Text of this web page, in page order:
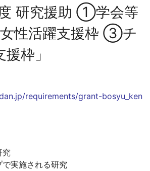
研究援助 ①学会等
性活躍支援枠 ③チ
枠」
requirements/grant-bosyu_ken
究
で実施される研究